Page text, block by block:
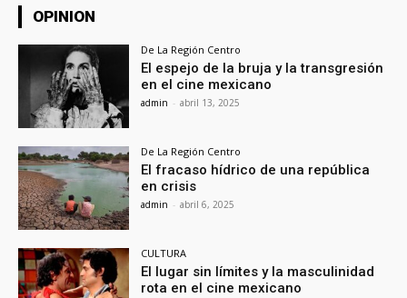
OPINION
De La Región Centro
El espejo de la bruja y la transgresión
en el cine mexicano
admin - abril 13, 2025
De La Región Centro
El fracaso hídrico de una república
en crisis
admin - abril 6, 2025
CULTURA
El lugar sin límites y la masculinidad
rota en el cine mexicano